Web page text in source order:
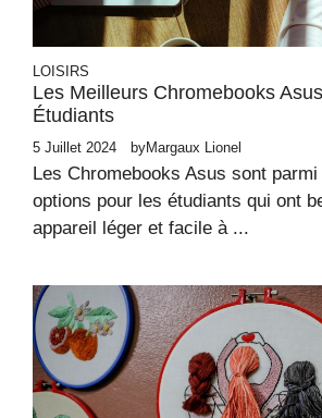
LOISIRS
Les Meilleurs Chromebooks
Étudiants
5 Juillet 2024 byMargaux Lionel
Les Chromebooks Asus sont
options pour les étudiants qui ont
appareil léger et facile à ...